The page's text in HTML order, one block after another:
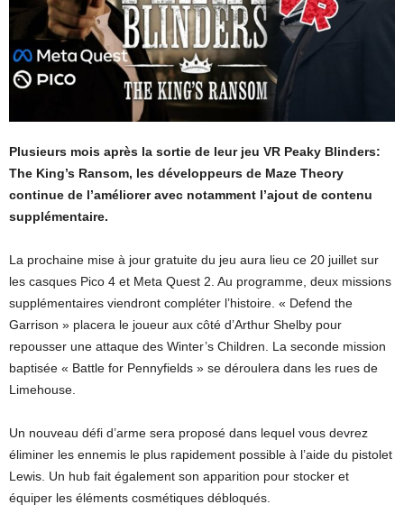
Plusieurs mois après la sortie de leur jeu VR Peaky Blinders:
The King’s Ransom, les développeurs de Maze Theory
continue de l’améliorer avec notamment l’ajout de contenu
supplémentaire.
La prochaine mise à jour gratuite du jeu aura lieu ce 20 juillet sur
les casques Pico 4 et Meta Quest 2. Au programme, deux missions
supplémentaires viendront compléter l’histoire. « Defend the
Garrison » placera le joueur aux côté d’Arthur Shelby pour
repousser une attaque des Winter’s Children. La seconde mission
baptisée « Battle for Pennyfields » se déroulera dans les rues de
Limehouse.
Un nouveau défi d’arme sera proposé dans lequel vous devrez
éliminer les ennemis le plus rapidement possible à l’aide du pistolet
Lewis. Un hub fait également son apparition pour stocker et
équiper les éléments cosmétiques débloqués.